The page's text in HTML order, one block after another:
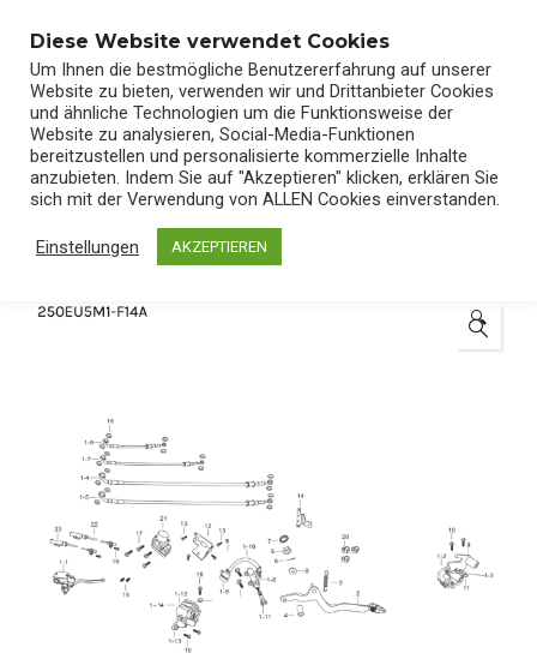
Start/Shop/Ersatzteile
🔍
Diese Website verwendet Cookies
Um Ihnen die bestmögliche Benutzererfahrung auf unserer
Website zu bieten, verwenden wir und Drittanbieter Cookies
und ähnliche Technologien um die Funktionsweise der
Website zu analysieren, Social-Media-Funktionen
bereitzustellen und personalisierte kommerzielle Inhalte
anzubieten. Indem Sie auf "Akzeptieren" klicken, erklären Sie
sich mit der Verwendung von ALLEN Cookies einverstanden.
Einstellungen AKZEPTIEREN